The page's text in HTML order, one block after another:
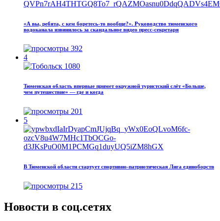
«А вы, ребята, с кем боретесь‑то вообще?». Руководство тюменского
водоканала извинилось за скандальное видео пресс-секретаря
392
4
Тюменская область впервые примет окружной туристский слёт «Больше,
чем путешествие» — где и когда
201
5
В Тюменской области стартует спортивно-патриотическая Лига единоборств
215
Новости в соц.сетях